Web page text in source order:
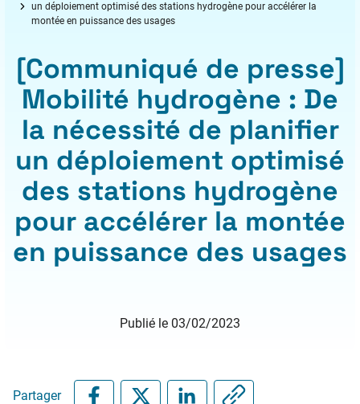
un déploiement optimisé des stations hydrogène pour accélérer la
montée en puissance des usages
[Communiqué de presse]
Mobilité hydrogène : De
la nécessité de planifier
un déploiement optimisé
des stations hydrogène
pour accélérer la montée
en puissance des usages
Publié le 03/02/2023
Partager